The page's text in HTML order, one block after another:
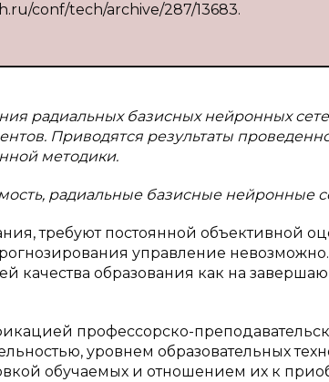
conf/tech/archive/287/13683.
радиальных базисных нейронных
Приводятся результаты
методики.
радиальные базисные нейронные
требуют постоянной объективной
управление
качества образования как на
профессорско-
уровнем образовательных
обучаемых и отношением их к